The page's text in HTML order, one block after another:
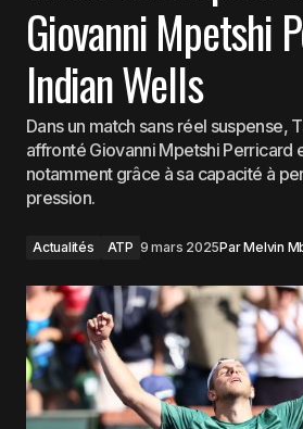
Giovanni Mpetshi
Indian Wells
Dans un match sans réel suspense,
affronté Giovanni Mpetshi Perricard
notamment grâce à sa capacité à
pression.
Actualités ATP 9 mars 2025ParMelvin